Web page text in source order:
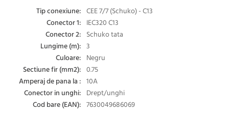
Tip conexiune: CEE 7/7 (Schuko) - C13
Conector 1: IEC320 C13
Conector 2: Schuko tata
Lungime (m): 3
Culoare: Negru
Sectiune fir (mm2): 0.75
Amperaj de pana la : 10A
Conector in unghi: Drept/unghi
Cod bare (EAN): 7630049686069